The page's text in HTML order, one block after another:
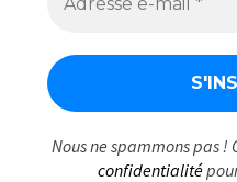
Nous ne spammons pas !
confidentialité